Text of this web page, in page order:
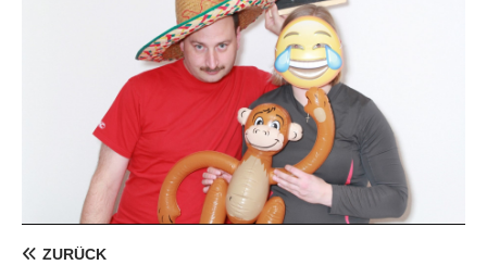
ZURÜCK